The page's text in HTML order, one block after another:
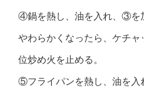
④鍋を熱し、油を入れ、③を
やわらかくなったら、ケチ
位炒め火を止める。
⑤フライパンを熱し、油を入